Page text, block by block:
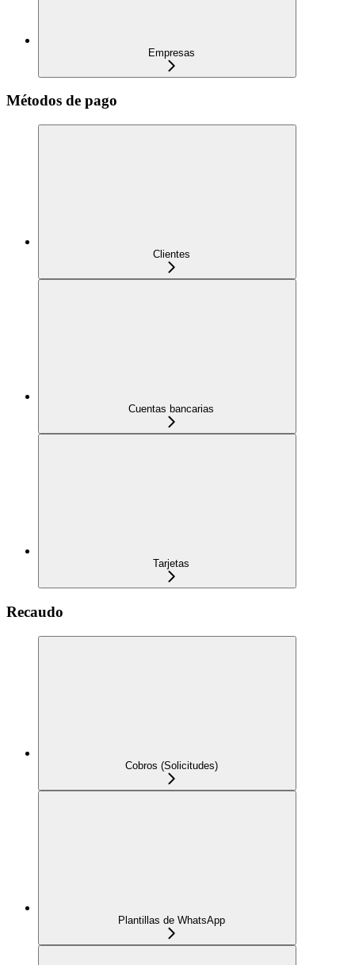
Empresas
Métodos de pago
Clientes
Cuentas bancarias
Tarjetas
Recaudo
Cobros (Solicitudes)
Plantillas de WhatsApp